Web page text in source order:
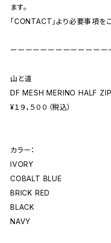
ます。
「CONTACT」より必要事項を
ーーーーーーーーーーーー
山と道
DF MESH MERINO HALF
¥１９，５００（税込）
カラー：
IVORY
COBALT BLUE
BRICK RED
BLACK
NAVY